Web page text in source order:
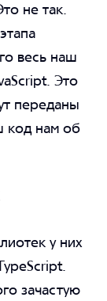
не так.
весь наш
Это
переданы
код нам об
у них
зачастую